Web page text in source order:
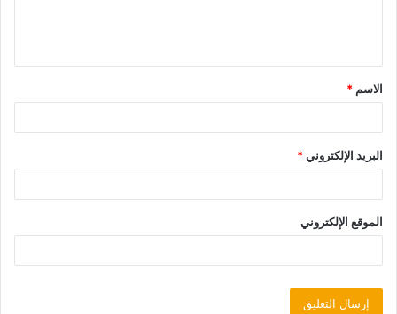
الاسم *
البريد الإلكتروني*
الموقع الإلكتروني